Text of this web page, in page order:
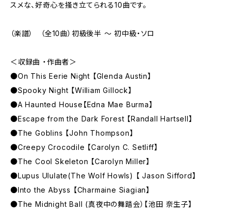
スメな、好奇心を掻き立てられる10曲です。
（楽譜） （全10曲）初級後半 〜 初中級・ソロ
＜収録曲 ・作曲者＞
●On This Eerie Night 【Glenda Austin】
●Spooky Night 【William Gillock】
●A Haunted House【Edna Mae Burma】
●Escape from the Dark Forest 【Randall Hartsell】
●The Goblins 【John Thompson】
●Creepy Crocodile 【Carolyn C. Setliff】
●The Cool Skeleton 【Carolyn Miller】
●Lupus Ululate(The Wolf Howls) 【 Jason Sifford】
●Into the Abyss 【Charmaine Siagian】
●The Midnight Ball (真夜中の舞踏会）【池田 奈生子】